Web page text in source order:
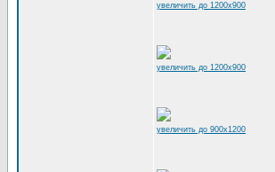
увеличить до 1200x900
увеличить до 1200x900
увеличить до 900x1200